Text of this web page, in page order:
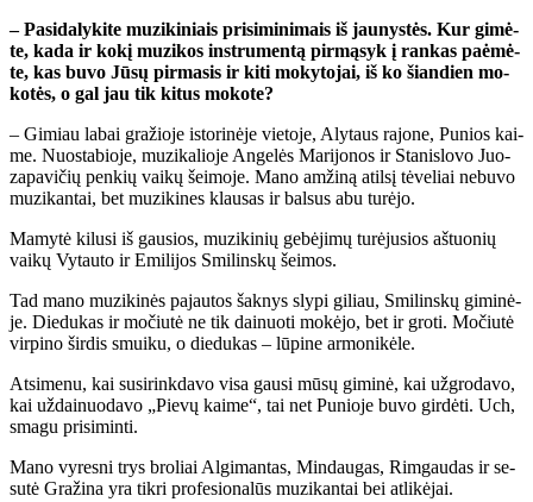
– Pa­si­da­ly­ki­te mu­zi­ki­niais pri­si­mi­ni­mais iš jau­nys­tės. Kur gi­mė­
te, ka­da ir ko­kį mu­zi­kos in­stru­men­tą pir­mą­syk į ran­kas pa­ė­mė­
te, kas bu­vo Jū­sų pir­ma­sis ir ki­ti mo­ky­to­jai, iš ko šian­dien mo­
ko­tės, o gal jau tik ki­tus mo­ko­te?
– Gi­miau la­bai gra­žio­je is­to­ri­nė­je vie­to­je, Aly­taus ra­jo­ne, Pu­nios kai­
me. Nuo­sta­bio­je, mu­zi­ka­lio­je An­ge­lės Ma­ri­jo­nos ir Sta­nis­lo­vo Juo­
za­pa­vi­čių pen­kių vai­kų šei­mo­je. Ma­no am­ži­ną atil­sį tė­ve­liai ne­bu­vo
mu­zi­kan­tai, bet mu­zi­ki­nes klau­sas ir bal­sus abu tu­rė­jo.
Ma­my­tė ki­lu­si iš gau­sios, mu­zi­ki­nių ge­bė­ji­mų tu­rė­ju­sios aš­tuo­nių
vai­kų Vy­tau­to ir Emi­li­jos Smi­lins­kų šei­mos.
Tad ma­no mu­zi­ki­nės pa­jau­tos šak­nys sly­pi gi­liau, Smi­lins­kų gi­mi­nė­
je. Die­du­kas ir mo­čiu­tė ne tik dai­nuo­ti mo­kė­jo, bet ir gro­ti. Mo­čiu­tė
vir­pi­no šir­dis smui­ku, o die­du­kas – lū­pi­ne ar­mo­ni­kė­le.
At­si­me­nu, kai su­si­rink­da­vo vi­sa gau­si mū­sų gi­mi­nė, kai už­gro­da­vo,
kai už­dai­nuo­da­vo „Pie­vų kai­me“, tai net Pu­nio­je bu­vo gir­dė­ti. Uch,
sma­gu pri­si­min­ti.
Ma­no vy­res­ni trys bro­liai Al­gi­man­tas, Min­dau­gas, Rim­gau­das ir se­
su­tė Gra­ži­na yra tik­ri pro­fe­sio­na­lūs mu­zi­kan­tai bei at­li­kė­jai.